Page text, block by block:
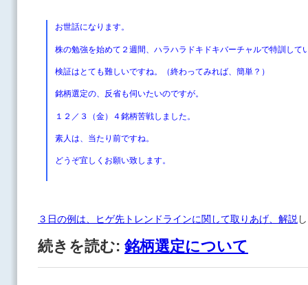
お世話になります。
株の勉強を始めて２週間、ハラハラドキドキバーチャルで特訓して
検証はとても難しいですね。（終わってみれば、簡単？）
銘柄選定の、反省も伺いたいのですが。
１２／３（金）４銘柄苦戦しました。
素人は、当たり前ですね。
どうぞ宜しくお願い致します。
３日の例は、ヒゲ先トレンドラインに関して取りあげ、解説
続きを読む: 銘柄選定について